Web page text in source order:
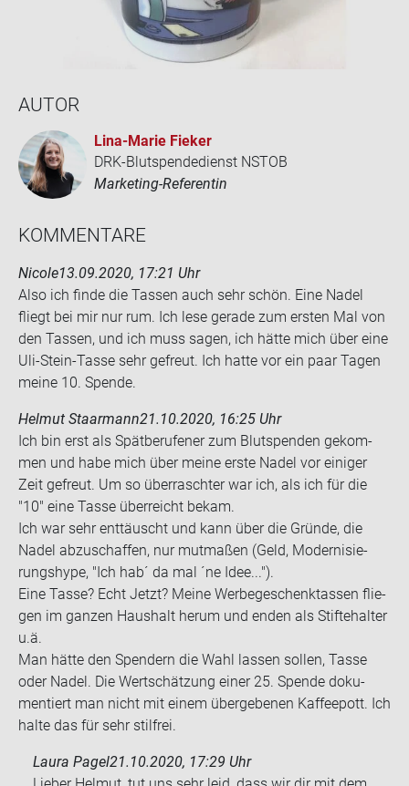
AUTOR
Lina-​Marie Fie­ker
DRK-Blutspendedienst NSTOB
Marketing-Referentin
KOM­MEN­TA­RE
Nicole13.09.2020, 17:21 Uhr
Also ich finde die Tas­sen auch sehr schön. Eine Nadel
fliegt bei mir nur rum. Ich lese ge­ra­de zum ers­ten Mal von
den Tas­sen, und ich muss sagen, ich hätte mich über eine
Uli-​Stein-Tasse sehr ge­freut. Ich hatte vor ein paar Tagen
meine 10. Spen­de.
Helmut Staarmann21.10.2020, 16:25 Uhr
Ich bin erst als Spät­be­ru­fe­ner zum Blut­spen­den ge­kom­
men und habe mich über meine erste Nadel vor ei­ni­ger
Zeit ge­freut. Um so über­rasch­ter war ich, als ich für die
"10" eine Tasse über­reicht bekam.
Ich war sehr ent­täuscht und kann über die Grün­de, die
Nadel ab­zu­schaf­fen, nur mut­ma­ßen (Geld, Mo­der­ni­sie­
rungs­hype, "Ich hab´ da mal ´ne Idee...").
Eine Tasse? Echt Jetzt? Meine Wer­be­ge­schenk­tas­sen flie­
gen im gan­zen Haus­halt herum und enden als Stifte­hal­ter
u.ä.
Man hätte den Spen­dern die Wahl las­sen sol­len, Tasse
oder Nadel. Die Wert­schät­zung einer 25. Spen­de do­ku­
men­tiert man nicht mit einem über­ge­be­nen Kaf­fee­pott. Ich
halte das für sehr stilfrei.
Laura Pagel21.10.2020, 17:29 Uhr